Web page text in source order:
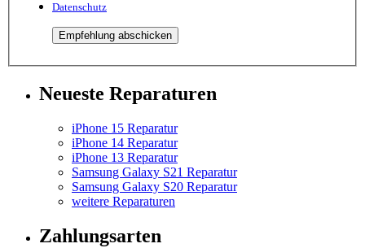
Datenschutz
Neueste Reparaturen
iPhone 15 Reparatur
iPhone 14 Reparatur
iPhone 13 Reparatur
Samsung Galaxy S21 Reparatur
Samsung Galaxy S20 Reparatur
weitere Reparaturen
Zahlungsarten